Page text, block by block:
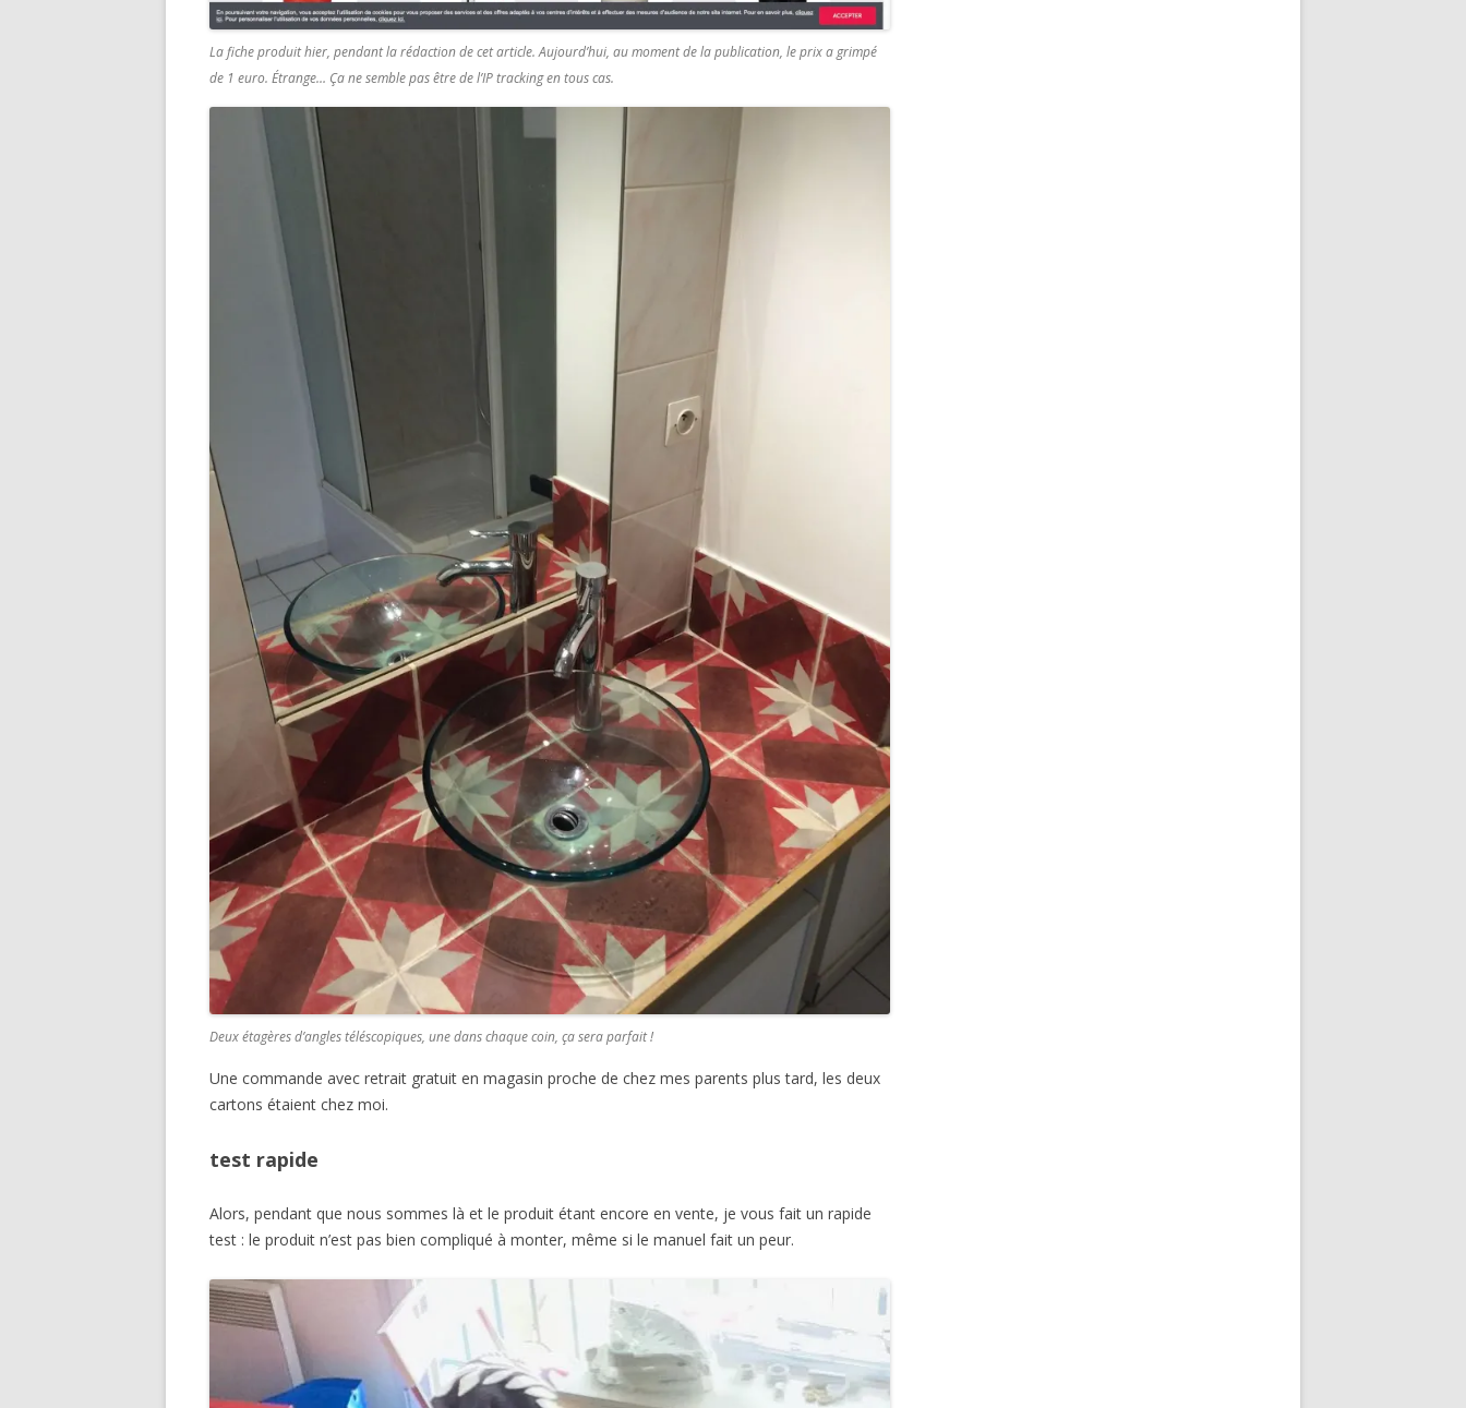
La fiche produit hier, pendant la rédaction de cet article. Aujourd’hui, au moment de la publication, le prix a grimpé
de 1 euro. Étrange… Ça ne semble pas être de l’IP tracking en tous cas.
Deux étagères d’angles téléscopiques, une dans chaque coin, ça sera parfait !
Une commande avec retrait gratuit en magasin proche de chez mes parents plus tard, les deux
cartons étaient chez moi.
test rapide
Alors, pendant que nous sommes là et le produit étant encore en vente, je vous fait un rapide
test : le produit n’est pas bien compliqué à monter, même si le manuel fait un peur.